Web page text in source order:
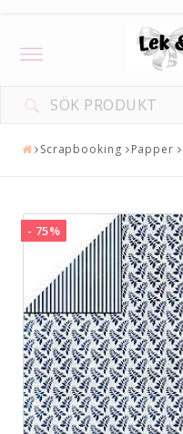
Toggle
navigation
Scrapbooking Papper
- 75%